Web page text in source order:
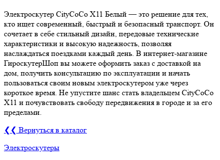
Электроскутер CityCoCo X11 Белый — это решение для тех,
кто ищет современный, быстрый и безопасный транспорт. Он
сочетает в себе стильный дизайн, передовые технические
характеристики и высокую надежность, позволяя
наслаждаться поездками каждый день. В интернет-магазине
ГироскутерШоп вы можете оформить заказ с доставкой на
дом, получить консультацию по эксплуатации и начать
пользоваться своим новым электроскутером уже через
короткое время. Не упустите шанс стать владельцем CityCoCo
X11 и почувствовать свободу передвижения в городе и за его
пределами.
❮❮ Вернуться в каталог
Электроскутеры